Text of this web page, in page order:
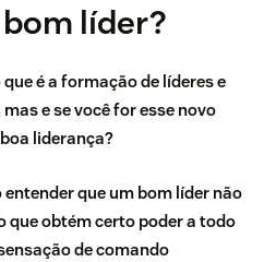
líder?
é a formação de líderes e
e se você for esse novo
liderança?
que um bom líder não
obtém certo poder a todo
de comando